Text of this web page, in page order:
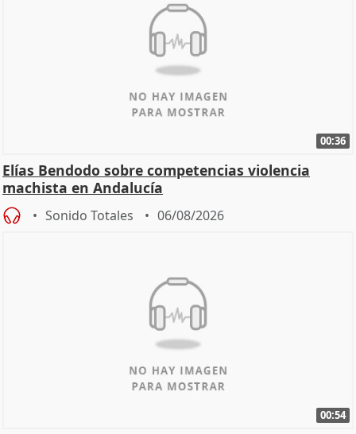
00:36
Elías Bendodo sobre competencias violencia
machista en Andalucía
Sonido Totales 06/08/2026
00:54